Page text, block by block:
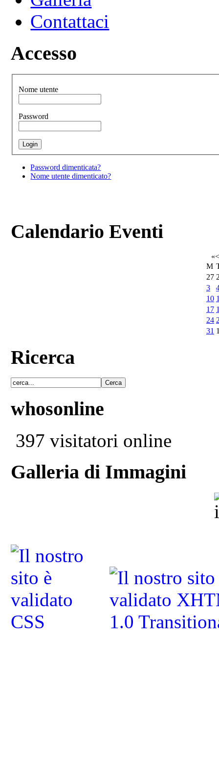
Contattaci
Accesso
Nome utente
Password
Password dimenticata?
Nome utente dimenticato?
Calendario Eventi
«<
M
27
3
10
17
24
31
Ricerca
whosonline
397 visitatori online
Galleria di Immagini